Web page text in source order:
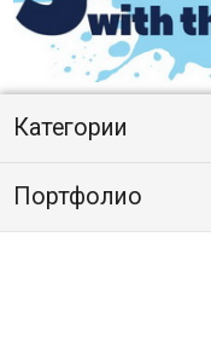
Категории
Портфолио